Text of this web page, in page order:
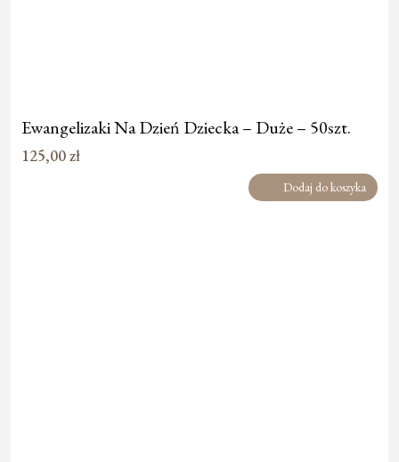
Ewangelizaki Na Dzień Dziecka – Duże – 50szt.
125,00zł
Dodaj do koszyka